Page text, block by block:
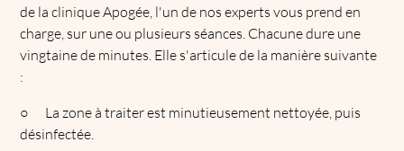
de la clinique Apogée, l'un de nos experts vous prend en
charge, sur une ou plusieurs séances. Chacune dure une
vingtaine de minutes. Elle s'articule de la manière suivante
:
○ La zone à traiter est minutieusement nettoyée, puis
désinfectée.